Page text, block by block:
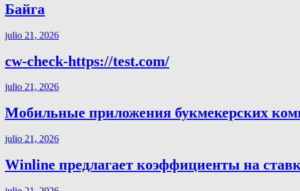
Байга
julio 21, 2026
cw-check-https://test.com/
julio 21, 2026
Мобильные приложения букмекерских
julio 21, 2026
Winline предлагает коэффициенты на